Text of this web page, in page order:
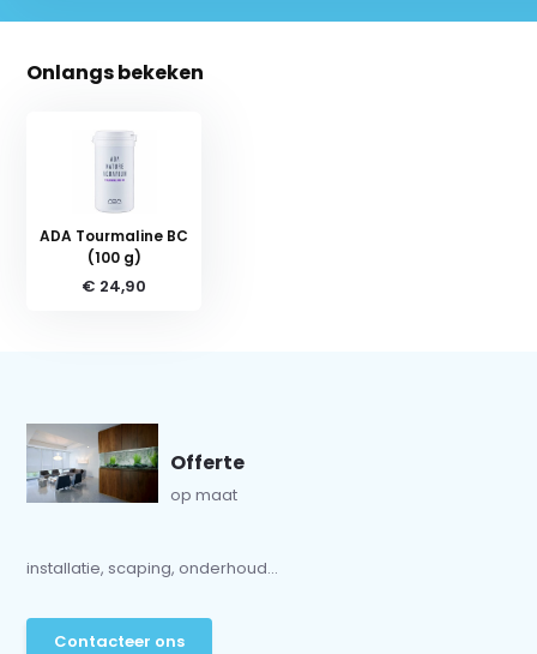
Onlangs bekeken
ADA Tourmaline BC
(100 g)
€ 24,90
Offerte
op maat
installatie, scaping, onderhoud...
Contacteer ons